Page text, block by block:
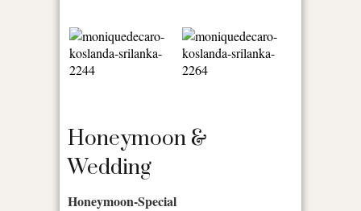
Honeymoon &
Wedding
Honeymoon-Special